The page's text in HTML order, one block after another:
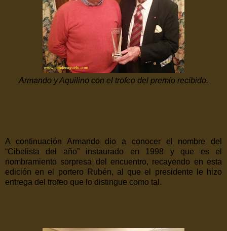
Armando y Aquilino con el trofeo del premio recibido.
A continuación Armando dio a conocer el nombre del
“Cibelista del año” instaurado en 1998 y que es el
nombramiento sorpresa del encuentro, recayendo en esta
edición en el portero Rubén, al que el presidente le hizo
entrega del trofeo que lo distingue como tal.